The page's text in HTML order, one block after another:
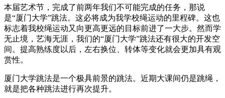
本届艺术节，完成了前两年我们不可能完成的任务，那说
是“厦门大学”跳法。这必将成为我学校绳运动的里程碑。这也
标志着我校绳运动又向更高更远的目标前进了一大步。然而学
无止境，艺海无涯，我们的“厦门大学”跳法还有很大的开发空
间。提高熟练度以后，左右换位、转体等变化就会更加具有观
赏性。
厦门大学跳法是一个极具前景的跳法。近期大课间仍是跳绳，
就是把各种跳法进行再次提升。